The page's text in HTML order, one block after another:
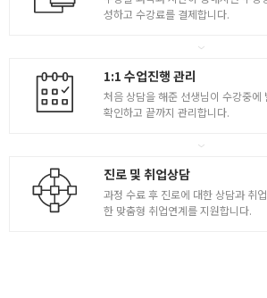
성하고 수강료를 결제합니다.
1:1 수업진행 관리
처음 상담을 해준 선생님이 수강중에
확인하고 끝까지 관리합니다.
진로 및 취업상담
과정 수료 후 진로에 대한 상담과 취
한 맞춤형 취업연계를 지원합니다.